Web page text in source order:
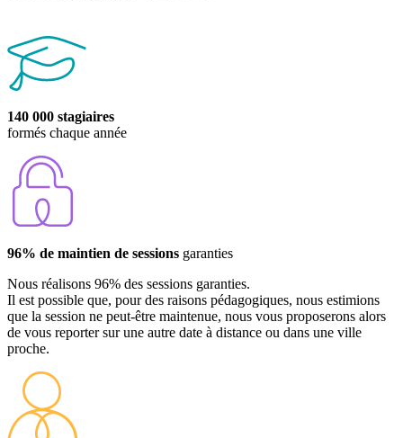
140 000 stagiaires
formés chaque année
96% de maintien de sessions garanties
Nous réalisons 96% des sessions garanties.
Il est possible que, pour des raisons pédagogiques, nous estimions
que la session ne peut-être maintenue, nous vous proposerons alors
de vous reporter sur une autre date à distance ou dans une ville
proche.